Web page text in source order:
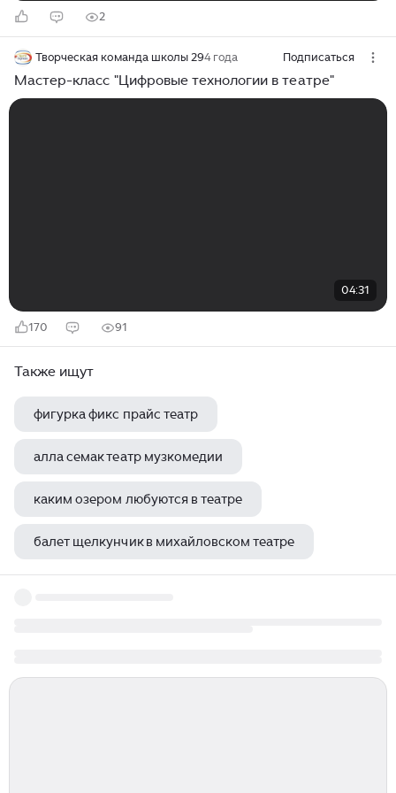
2
Творческая команда школы 294 года Подписаться
Мастер-класс "Цифровые технологии в театре"
04:31
170 91
Также ищут
фигурка фикс прайс театр
алла семак театр музкомедии
каким озером любуются в театре
балет щелкунчик в михайловском театре